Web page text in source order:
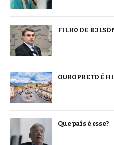
FILHO DE
OURO PRETO É
Que país é esse?